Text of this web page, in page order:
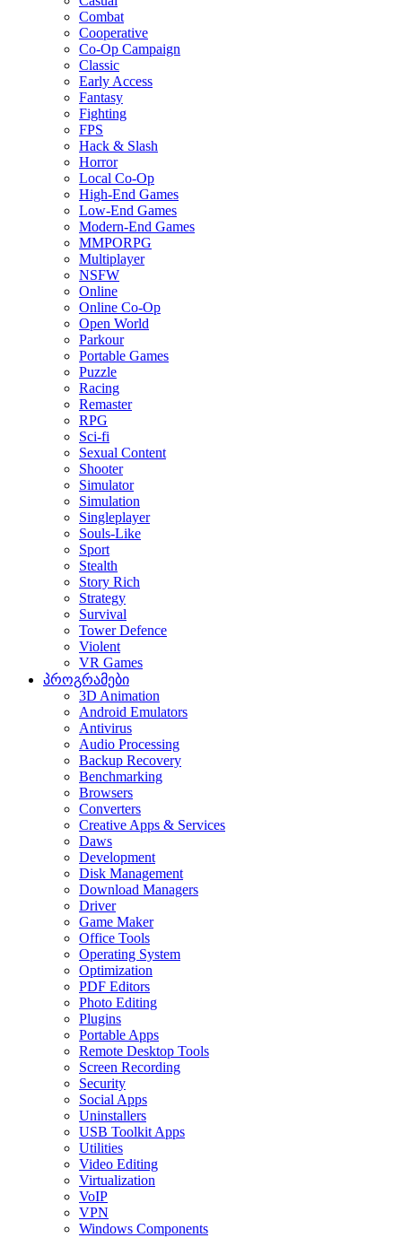
Combat
Cooperative
Co-Op Campaign
Classic
Early Access
Fantasy
Fighting
FPS
Hack & Slash
Horror
Local Co-Op
High-End Games
Low-End Games
Modern-End Games
MMPORPG
Multiplayer
NSFW
Online
Online Co-Op
Open World
Parkour
Portable Games
Puzzle
Racing
Remaster
RPG
Sci-fi
Sexual Content
Shooter
Simulator
Simulation
Singleplayer
Souls-Like
Sport
Stealth
Story Rich
Strategy
Survival
Tower Defence
Violent
VR Games
პროგრამები
3D Animation
Android Emulators
Antivirus
Audio Processing
Backup Recovery
Benchmarking
Browsers
Converters
Creative Apps & Services
Daws
Development
Disk Management
Download Managers
Driver
Game Maker
Office Tools
Operating System
Optimization
PDF Editors
Photo Editing
Plugins
Portable Apps
Remote Desktop Tools
Screen Recording
Security
Social Apps
Uninstallers
USB Toolkit Apps
Utilities
Video Editing
Virtualization
VoIP
VPN
Windows Components